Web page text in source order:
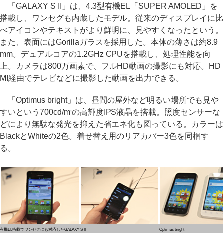
「GALAXY S II」は、4.3型有機EL「SUPER AMOLED」を
搭載し、ワンセグも内蔵したモデル。従来のディスプレイに比
べアイコンやテキストがより鮮明に、見やすくなったという。
また、表面にはGorillaガラスを採用した。本体の薄さは約8.9
mm。デュアルコアの1.2GHz CPUを搭載し、処理性能を向
上。カメラは800万画素で、フルHD動画の撮影にも対応。HD
MI経由でテレビなどに撮影した動画を出力できる。
「Optimus bright」は、昼間の屋外など明るい場所でも見や
すいという700cd/m2の高輝度IPS液晶を搭載。照度センサーな
どにより無駄な発光を抑えた省エネ化も図っている。カラーは
BlackとWhiteの2色。着せ替え用のリアカバー3色を同梱す
る。
有機EL搭載でワンセグにも対応したGALAXY S II Optimus bright